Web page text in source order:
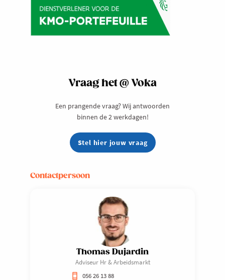
Contactpersoon
Thomas Dujardin
Adviseur Hr & Arbeidsmarkt
056 26 13 88
Vraag het @ Voka
Een prangende vraag? Wij antwoorden
binnen de 2 werkdagen!
Stel hier jouw vraag